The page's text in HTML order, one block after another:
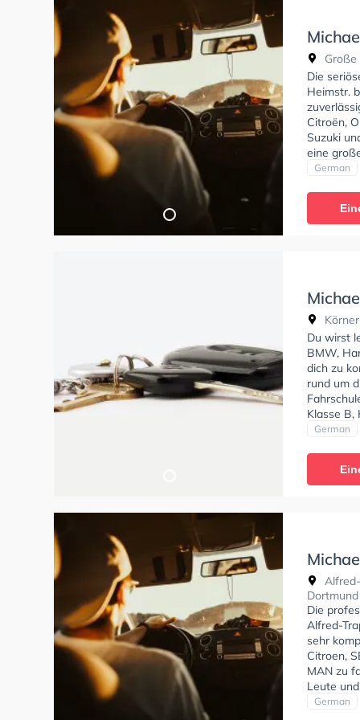
Große
Die
Heimstr.
Citroën,
Suzuki
eine
A1,
B96,
Klasse C,
German
Du wirst
BMW,
dich zu
rund um
Klasse B,
Klasse
Wir
um dich
"Ramona
German
Dortmund
Die
Alfred-
sehr
Citroen,
MAN zu
Leute
gehen,
German